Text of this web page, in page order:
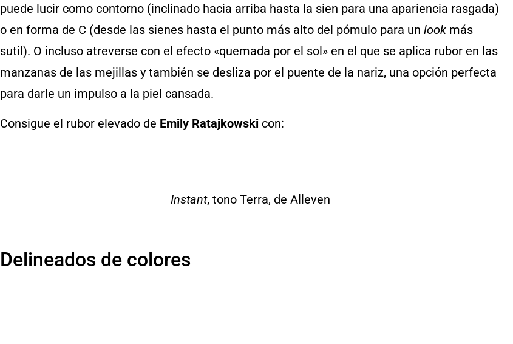
puede lucir como contorno (inclinado hacia arriba hasta la sien para una apariencia rasgada)
o en forma de C (desde las sienes hasta el punto más alto del pómulo para un look más
sutil). O incluso atreverse con el efecto «quemada por el sol» en el que se aplica rubor en las
manzanas de las mejillas y también se desliza por el puente de la nariz, una opción perfecta
para darle un impulso a la piel cansada.
Consigue el rubor elevado de Emily Ratajkowski con:
Instant, tono Terra, de Alleven
Delineados de colores